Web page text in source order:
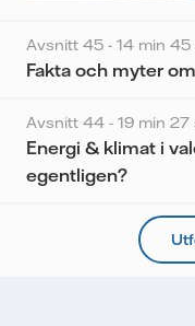
Avsnitt 45 - 14 min 45
Fakta och myter
Avsnitt 44 - 19 min 27
Energi & klimat i
egentligen?